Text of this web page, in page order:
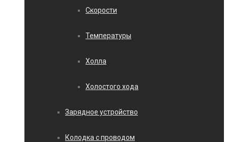
Скорости
Температуры
Холла
Холостого хода
Зарядное устройство
Колодка с проводом